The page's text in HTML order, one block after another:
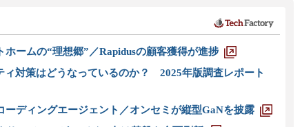
ホームの“理想郷”／Rapidusの顧客獲得が進捗
ィ対策はどうなっているのか？ 2025年版調査レポート
ディングエージェント／オンセミが縦型GaNを披露